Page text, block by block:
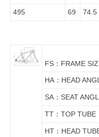
495 69 74.5
FS：FRAME
HA：HEAD
SA：SEAT
TT：TOP TUBE
HT：HEAD